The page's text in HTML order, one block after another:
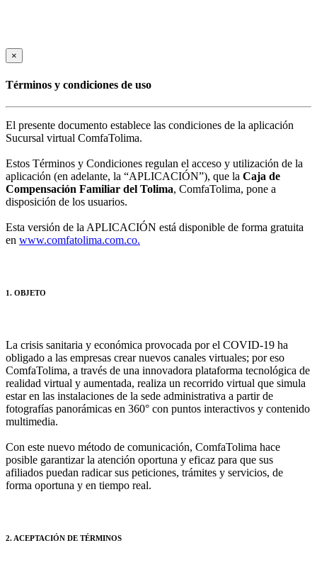
×
Términos y condiciones de uso
El presente documento establece las condiciones de la aplicación
Sucursal virtual ComfaTolima.
Estos Términos y Condiciones regulan el acceso y utilización de la
aplicación (en adelante, la “APLICACIÓN”), que la Caja de
Compensación Familiar del Tolima, ComfaTolima, pone a
disposición de los usuarios.
Esta versión de la APLICACIÓN está disponible de forma gratuita
en www.comfatolima.com.co.
1. OBJETO
La crisis sanitaria y económica provocada por el COVID-19 ha
obligado a las empresas crear nuevos canales virtuales; por eso
ComfaTolima, a través de una innovadora plataforma tecnológica de
realidad virtual y aumentada, realiza un recorrido virtual que simula
estar en las instalaciones de la sede administrativa a partir de
fotografías panorámicas en 360° con puntos interactivos y contenido
multimedia.
Con este nuevo método de comunicación, ComfaTolima hace
posible garantizar la atención oportuna y eficaz para que sus
afiliados puedan radicar sus peticiones, trámites y servicios, de
forma oportuna y en tiempo real.
2. ACEPTACIÓN DE TÉRMINOS